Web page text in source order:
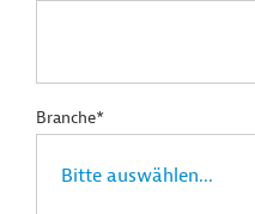
Branche*